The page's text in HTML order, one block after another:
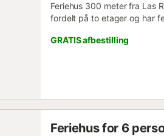
Feriehus 300 meter fra Las
fordelt på to etager og har
er nogle af husets
Hovedsoveværelset har to
ønsker at lave mad som
komplette badeværelser
GRATIS afbestilling
Feriehus for 6